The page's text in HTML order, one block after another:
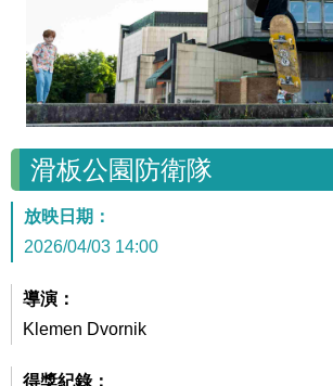
滑板公園防衛隊
放映日期：
2026/04/03 14:00
導演：
Klemen Dvornik
得獎紀錄：